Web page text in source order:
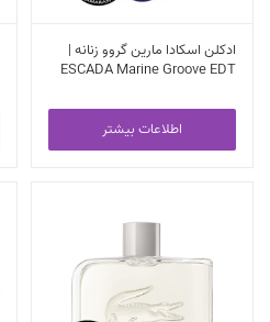
ادکلن اسکادا مارین گروو زنانه |
ESCADA Marine Groove EDT
اطلاعات بیشتر